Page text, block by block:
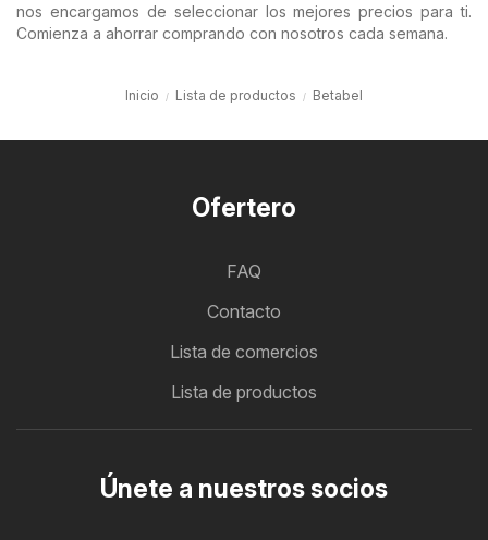
nos encargamos de seleccionar los mejores precios para ti.
Comienza a ahorrar comprando con nosotros cada semana.
Inicio Lista de productos Betabel
Ofertero
FAQ
Contacto
Lista de comercios
Lista de productos
Únete a nuestros socios